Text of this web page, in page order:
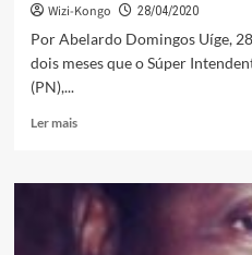
Wizi-Kongo 28/04/2020
Por Abelardo Domingos Uíge,
dois meses que o Súper
(PN),...
Ler maisLeia
Súper
Intendente-
chefe
da